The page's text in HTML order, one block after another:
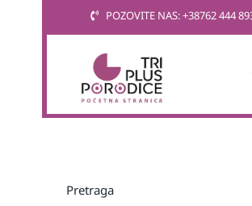
POZOVITE NAS: +38762 444
Pretraga